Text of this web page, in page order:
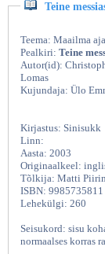
Teine
Teema: Maailma
Pealkiri: Teine
Autor(id):
Lomas
Kujundaja: Ülo
Kirjastus: Sinisukk
Linn:
Aasta: 2003
Originaalkeel:
Tõlkija: Matti
ISBN: 9985735811
Lehekülgi: 260
Seisukord: sisu
normaalses korras